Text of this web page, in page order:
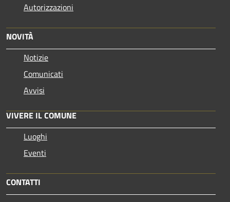
Autorizzazioni
NOVITÀ
Notizie
Comunicati
Avvisi
VIVERE IL COMUNE
Luoghi
Eventi
CONTATTI